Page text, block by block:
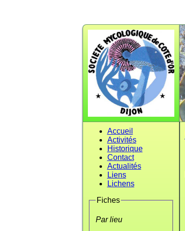
Accueil
Activités
Historique
Contact
Actualités
Liens
Lichens
Fiches
Par lieu